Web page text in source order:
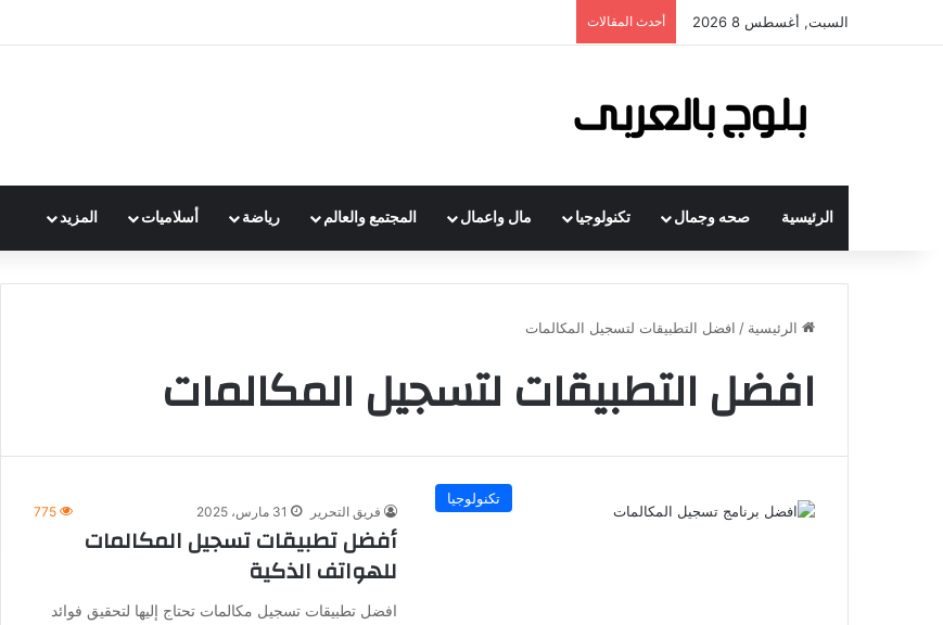
السبت, أغسطس 8 2026 أحدث المقالات
الرئيسية صحه وجمال تكنولوجيا مال واعمال المجتمع والعالم رياضة أسلاميات المزيد
الرئيسية / افضل التطبيقات لتسجيل المكالمات
افضل التطبيقات لتسجيل المكالمات
تكنولوجيا
فريق التحرير 31 مارس، 2025 775
أفضل تطبيقات تسجيل المكالمات
للهواتف الذكية
افضل تطبيقات تسجيل مكالمات تحتاج إليها لتحقيق فوائد